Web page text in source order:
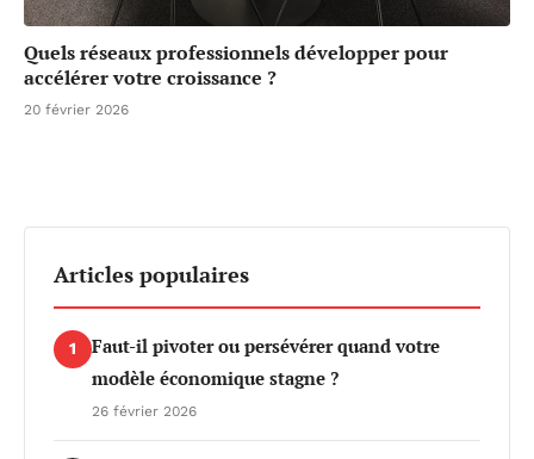
Quels réseaux professionnels développer pour
accélérer votre croissance ?
20 février 2026
Articles populaires
1
Faut-il pivoter ou persévérer quand votre
modèle économique stagne ?
26 février 2026